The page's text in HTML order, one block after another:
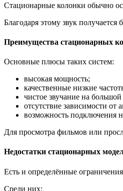
Стационарные колонки обычно
Благодаря этому звук
Преимущества стационарных
Основные плюсы таких систем:
высокая мощность;
качественные низкие
чистое звучание на
отсутствие зависимости от
возможность подключения
Для просмотра фильмов или
Недостатки стационарных
Есть и определённые
Среди них: